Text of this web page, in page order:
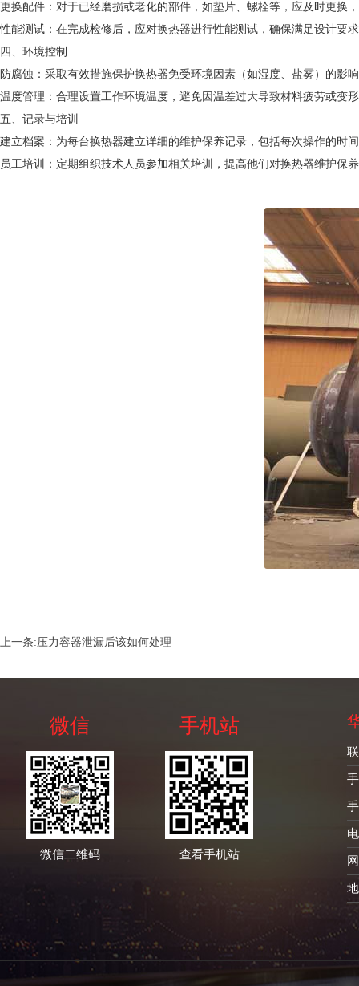
更换配件：对于已经磨损或老化的部件，如垫片、螺栓等，应及时更换
性能测试：在完成检修后，应对换热器进行性能测试，确保满足设计要
四、环境控制
防腐蚀：采取有效措施保护换热器免受环境因素（如湿度、盐雾）的影
温度管理：合理设置工作环境温度，避免因温差过大导致材料疲劳或变
五、记录与培训
建立档案：为每台换热器建立详细的维护保养记录，包括每次操作的时
员工培训：定期组织技术人员参加相关培训，提高他们对换热器维护保
上一条:压力容器泄漏后该如何处理
微信
微信二维码
手机站
查看手机站